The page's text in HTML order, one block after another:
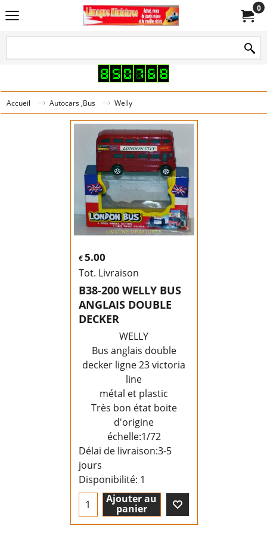
0
Accueil Autocars ,Bus Welly
€5.00
Tot. Livraison
B38-200 WELLY BUS
ANGLAIS DOUBLE
DECKER
WELLY
Bus anglais double
decker ligne 23 victoria
line
métal et plastic
Très bon état boite
d'origine
échelle:1/72
Délai de livraison:3-5
jours
Disponibilité: 1
Ajouter au
panier